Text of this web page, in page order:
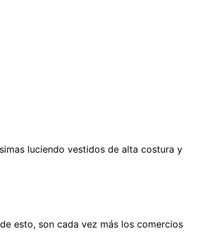
luciendo vestidos de alta costura y
esto, son cada vez más los comercios